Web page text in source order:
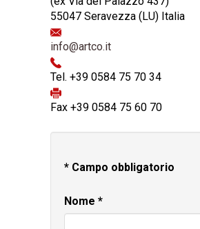
55047 Seravezza (LU) Italia
info@artco.it
Tel. +39 0584 75 70 34
Fax +39 0584 75 60 70
* Campo obbligatorio
Nome *